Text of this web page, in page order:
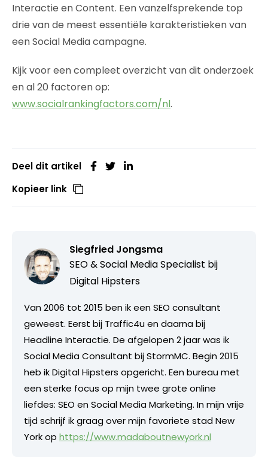
Interactie en Content. Een vanzelfsprekende top
drie van de meest essentiële karakteristieken van
een Social Media campagne.
Kijk voor een compleet overzicht van dit onderzoek
en al 20 factoren op:
www.socialrankingfactors.com/nl.
Deel dit artikel
Kopieer link
Siegfried Jongsma
SEO & Social Media Specialist bij
Digital Hipsters
Van 2006 tot 2015 ben ik een SEO consultant
geweest. Eerst bij Traffic4u en daarna bij
Headline Interactie. De afgelopen 2 jaar was ik
Social Media Consultant bij StormMC. Begin 2015
heb ik Digital Hipsters opgericht. Een bureau met
een sterke focus op mijn twee grote online
liefdes: SEO en Social Media Marketing. In mijn vrije
tijd schrijf ik graag over mijn favoriete stad New
York op https://www.madaboutnewyork.nl